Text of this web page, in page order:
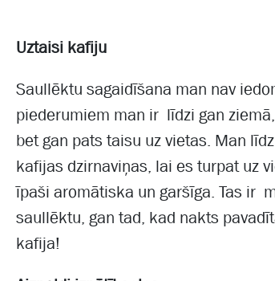
Uztaisi kafiju
Saullēktu sagaidīšana man nav
piederumiem man ir līdzi gan
bet gan pats taisu uz vietas. Man
kafijas dzirnaviņas, lai es turpat uz
īpaši aromātiska un garšīga. Tas ir
saullēktu, gan tad, kad nakts
kafija!